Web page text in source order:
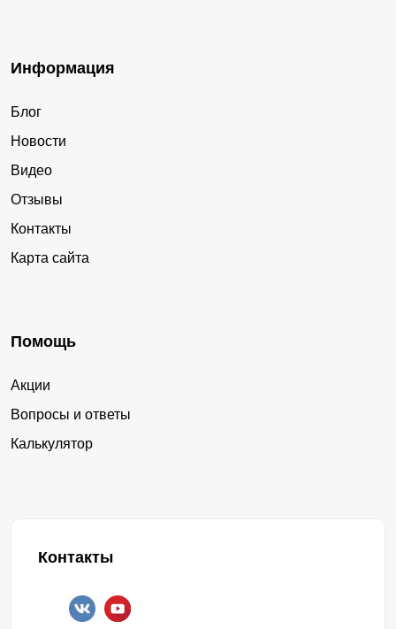
Информация
Блог
Новости
Видео
Отзывы
Контакты
Карта сайта
Помощь
Акции
Вопросы и ответы
Калькулятор
Контакты